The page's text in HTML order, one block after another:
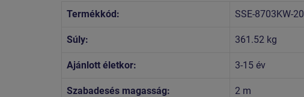
Termékkód: SSE-8703KW-20
Súly: 361.52 kg
Ajánlott életkor: 3-15 év
Szabadesés magasság: 2 m